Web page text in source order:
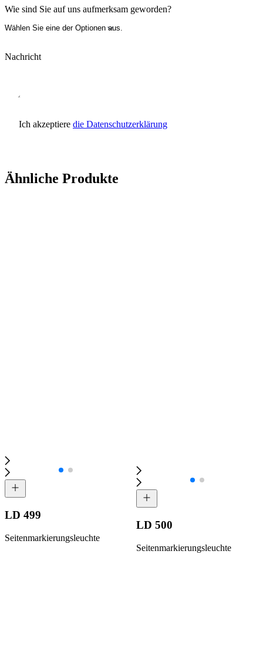
Wie sind Sie auf uns aufmerksam geworden?
Nachricht
Ich akzeptiere die Datenschutzerklärung
Ähnliche Produkte
LD 499
Seitenmarkierungsleuchte
LD 500
Seitenmarkierungsleuchte